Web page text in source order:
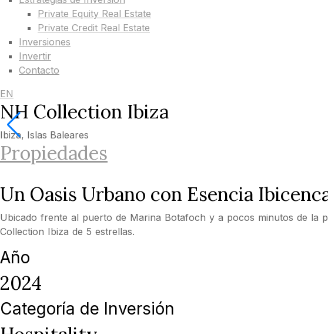
Private Equity Real Estate
Private Credit Real Estate
Inversiones
Invertir
Contacto
EN
NH Collection Ibiza
Ibiza, Islas Baleares
Propiedades
Un Oasis Urbano con Esencia
Ubicado frente al puerto de Marina Botafoch y a pocos minutos de la
Collection Ibiza de 5 estrellas.
Año
2024
Categoría de Inversión